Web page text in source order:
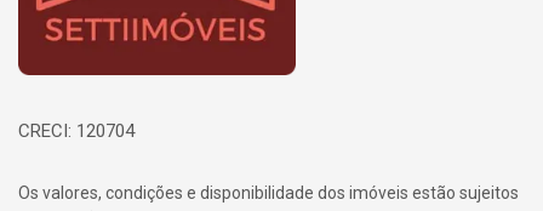
CRECI: 120704
Os valores, condições e disponibilidade dos imóveis estão sujeitos